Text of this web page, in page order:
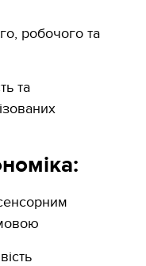
робочого та
та